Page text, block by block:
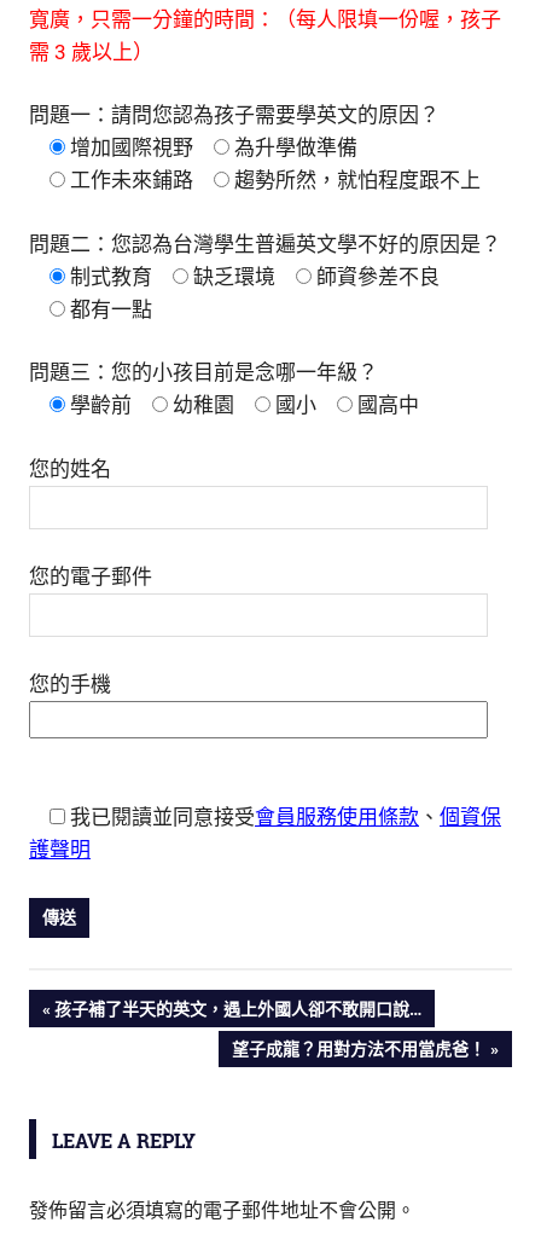
寬廣，只需一分鐘的時間：（每人限填一份喔，孩子
需 3 歲以上）
問題一：請問您認為孩子需要學英文的原因？
增加國際視野
為升學做準備
工作未來鋪路
趨勢所然，就怕程度跟不上
問題二：您認為台灣學生普遍英文學不好的原因是？
制式教育
缺乏環境
師資參差不良
都有一點
問題三：您的小孩目前是念哪一年級？
學齡前
幼稚園 國小 國高中
您的姓名
您的電子郵件
您的手機
我已閱讀並同意接受會員服務使用條款 、 個資保
護聲明
文
導
PREVIOUS
孩子補了半天的英文，遇上外國人卻不敢開口說…
NEXT
望子成龍？用對方法不用當虎爸！
LEAVE A REPLY
發佈留言必須填寫的電子郵件地址不會公開。